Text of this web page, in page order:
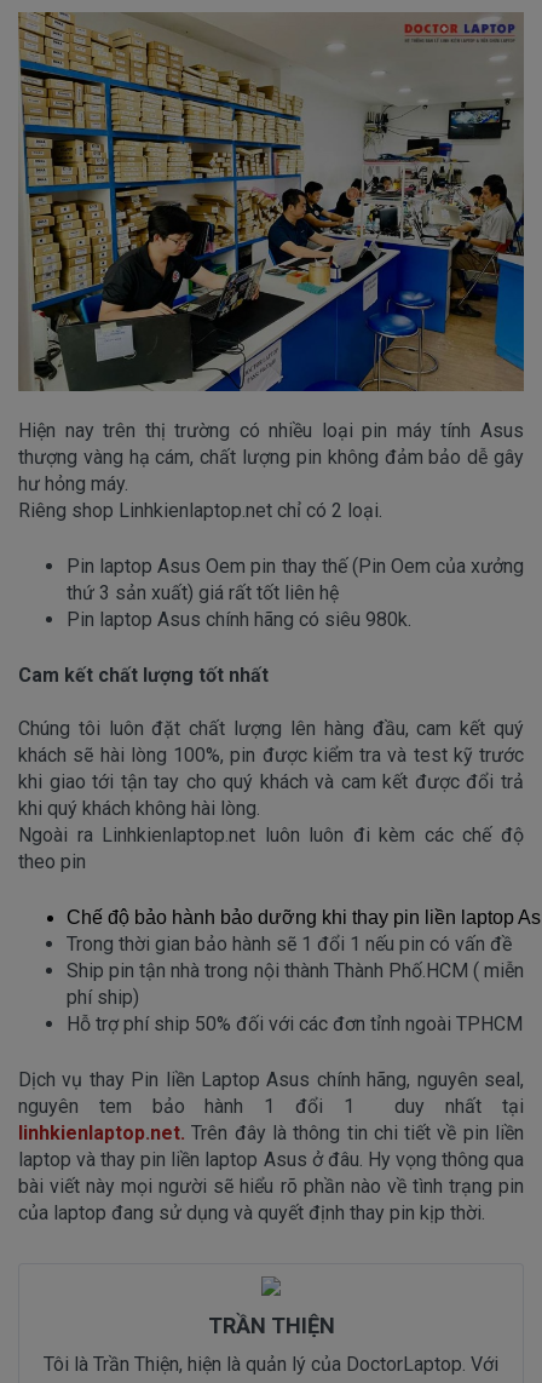
Hiện nay trên thị trường có nhiều loại pin máy tính Asus
thượng vàng hạ cám, chất lượng pin không đảm bảo dễ gây
hư hỏng máy.
Riêng shop Linhkienlaptop.net chỉ có 2 loại.
Pin laptop Asus Oem pin thay thế (Pin Oem của xưởng
thứ 3 sản xuất) giá rất tốt liên hệ
Pin laptop Asus chính hãng có siêu 980k.
Cam kết chất lượng tốt nhất
Chúng tôi luôn đặt chất lượng lên hàng đầu, cam kết quý
khách sẽ hài lòng 100%, pin được kiểm tra và test kỹ trước
khi giao tới tận tay cho quý khách và cam kết được đổi trả
khi quý khách không hài lòng.
Ngoài ra Linhkienlaptop.net luôn luôn đi kèm các chế độ
theo pin
Chế độ bảo hành bảo dưỡng khi thay pin liền laptop
Trong thời gian bảo hành sẽ 1 đổi 1 nếu pin có vấn đề
Ship pin tận nhà trong nội thành Thành Phố.HCM ( miễn
phí ship)
Hỗ trợ phí ship 50% đối với các đơn tỉnh ngoài TPHCM
Dịch vụ thay Pin liền Laptop Asus chính hãng, nguyên seal,
nguyên tem bảo hành 1 đổi 1 duy nhất tại
linhkienlaptop.net.Trên đây là thông tin chi tiết về pin liền
laptop và thay pin liền laptop Asus ở đâu. Hy vọng thông qua
bài viết này mọi người sẽ hiểu rõ phần nào về tình trạng pin
của laptop đang sử dụng và quyết định thay pin kịp thời.
TRẦN THIỆN
Tôi là Trần Thiện, hiện là quản lý của DoctorLaptop. Với